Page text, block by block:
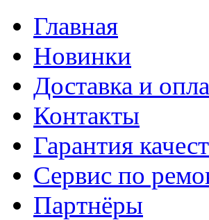
Главная
Новинки
Доставка и
Контакты
Гарантия
Сервис по
Партнёры